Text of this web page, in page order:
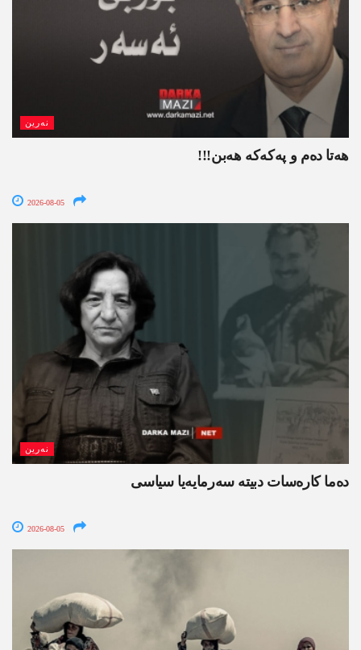
نەرین
ھەتا دەم و پەکەکە ھەبن!!!
2026-08-05
نەرین
ده‌ما کاره‌سات دبیتە سه‌رمایه‌یا سیاسی
2026-08-05